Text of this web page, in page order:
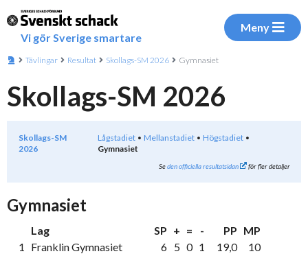
Vi gör Sverige smartare
Meny
Tävlingar Resultat Skollags-SM 2026 Gymnasiet
Skollags-SM 2026
Skollags-SM
2026
Lågstadiet Mellanstadiet
Högstadiet
Gymnasiet
Seden officiella resultatsidan för fler detaljer
Gymnasiet
Lag SP + = - PP MP
1
Franklin Gymnasiet 6 5 0 1 19,0
10